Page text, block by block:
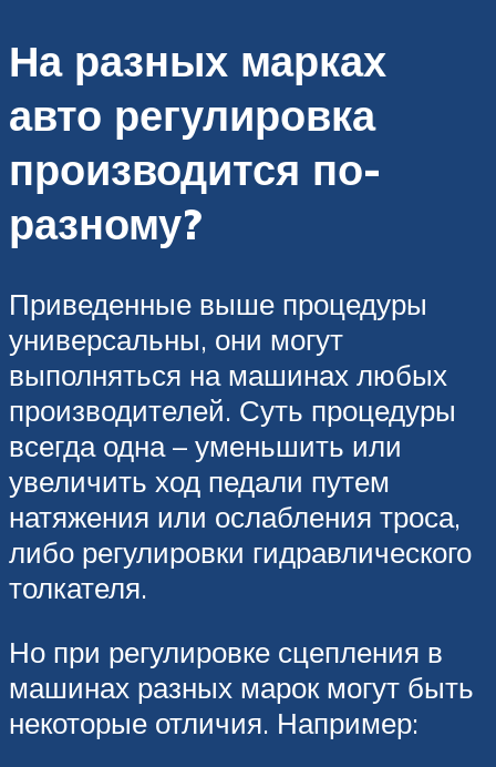
На разных марках
авто регулировка
производится по-
разному?
Приведенные выше процедуры
универсальны, они могут
выполняться на машинах любых
производителей. Суть процедуры
всегда одна – уменьшить или
увеличить ход педали путем
натяжения или ослабления троса,
либо регулировки гидравлического
толкателя.
Но при регулировке сцепления в
машинах разных марок могут быть
некоторые отличия. Например: